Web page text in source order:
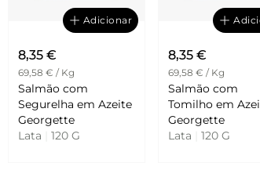
Adicionar
8,35 €
69,58 € / Kg
Salmão com
Segurelha em Azeite
Georgette
Lata
120 G
8,35 €
69,58 € / Kg
Salmão com
Tomilho em
Georgette
Lata
120 G